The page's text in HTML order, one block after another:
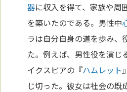
器に収入を得て、家族や周
を築いたのである。男性中
ラは自分自身の道を歩み、
た。例えば、男性役を演じ
イクスピアの『ハムレット
じ切った。彼女は社会の既